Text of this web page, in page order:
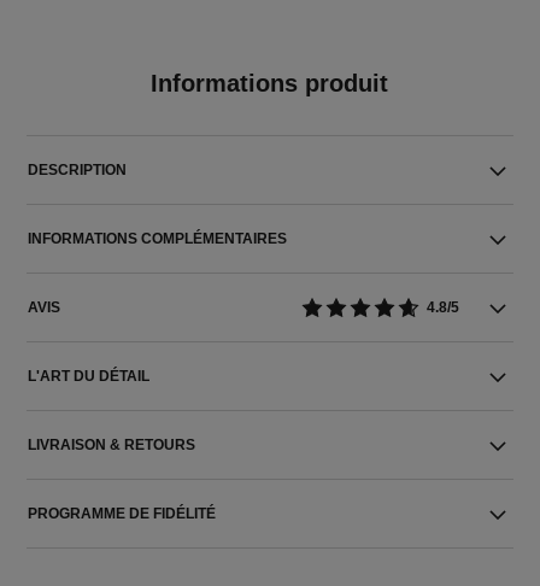
Informations produit
DESCRIPTION
INFORMATIONS COMPLÉMENTAIRES
AVIS 4.8/5
L'ART DU DÉTAIL
LIVRAISON & RETOURS
PROGRAMME DE FIDÉLITÉ